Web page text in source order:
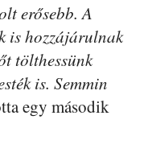
erősebb. A
is hozzájárulnak
tölthessünk
is. Semmin
egy második